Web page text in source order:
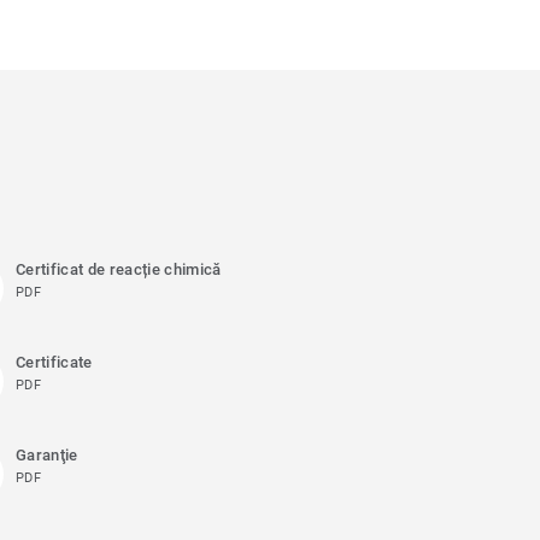
Certificat de reacție chimică
PDF
Certificate
PDF
Garanţie
PDF